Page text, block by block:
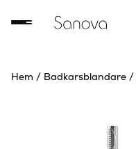
Hem / Badkarsblandare /